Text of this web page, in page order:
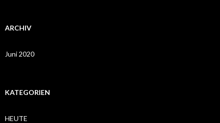
ARCHIV
Juni 2020
KATEGORIEN
HEUTE